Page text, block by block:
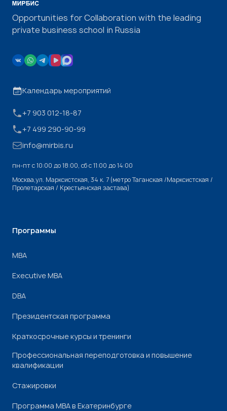
Opportunities for Collaboration with the leading
private business school in Russia
Календарь мероприятий
+7 903 012-18-87
+7 499 290-90-99
info@mirbis.ru
пн-пт с 10:00 до 18:00, cб с 11:00 до 14:00
Москва,ул. Марксистская, 34 к. 7 (метро Таганская /Марксистская /
Пролетарская / Крестьянская застава)
Программы
МВА
Executive MBA
DBA
Президентская программа
Краткосрочные курсы и тренинги
Профессиональная переподготовка и повышение
квалификации
Стажировки
Программа МВА в Екатеринбурге